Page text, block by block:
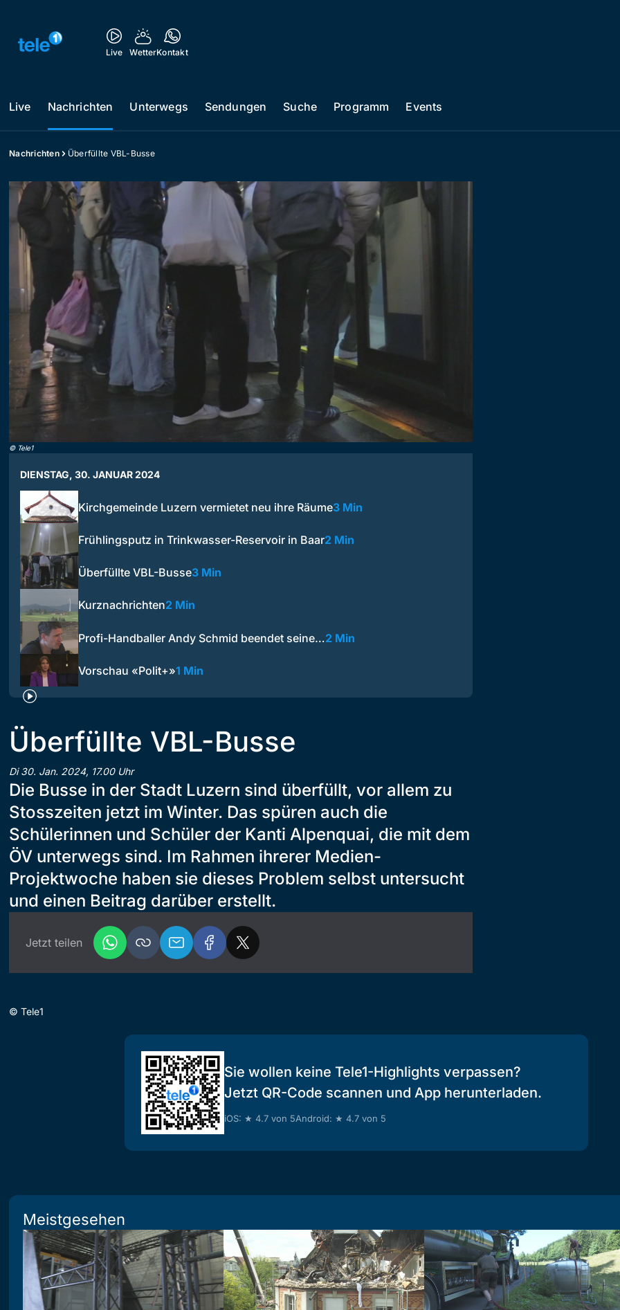
Live WetterKontakt
Live Nachrichten Unterwegs Sendungen Suche Programm Events
Nachrichten Überfüllte VBL-Busse
© Tele1
DIENSTAG, 30. JANUAR 2024
Kirchgemeinde Luzern vermietet neu ihre Räume3 Min
Frühlingsputz in Trinkwasser-Reservoir in Baar2 Min
Überfüllte VBL-Busse3 Min
Kurznachrichten2 Min
Profi-Handballer Andy Schmid beendet seine…2 Min
Vorschau «Polit+»1 Min
Überfüllte VBL-Busse
Di 30. Jan. 2024, 17.00 Uhr
Die Busse in der Stadt Luzern sind überfüllt, vor allem zu
Stosszeiten jetzt im Winter. Das spüren auch die
Schülerinnen und Schüler der Kanti Alpenquai, die mit dem
ÖV unterwegs sind. Im Rahmen ihrerer Medien-
Projektwoche haben sie dieses Problem selbst untersucht
und einen Beitrag darüber erstellt.
Jetzt teilen
© Tele1
Sie wollen keine Tele1-Highlights verpassen?
Jetzt QR-Code scannen und App herunterladen.
iOS: ★ 4.7 von 5Android: ★ 4.7 von 5
Meistgesehen